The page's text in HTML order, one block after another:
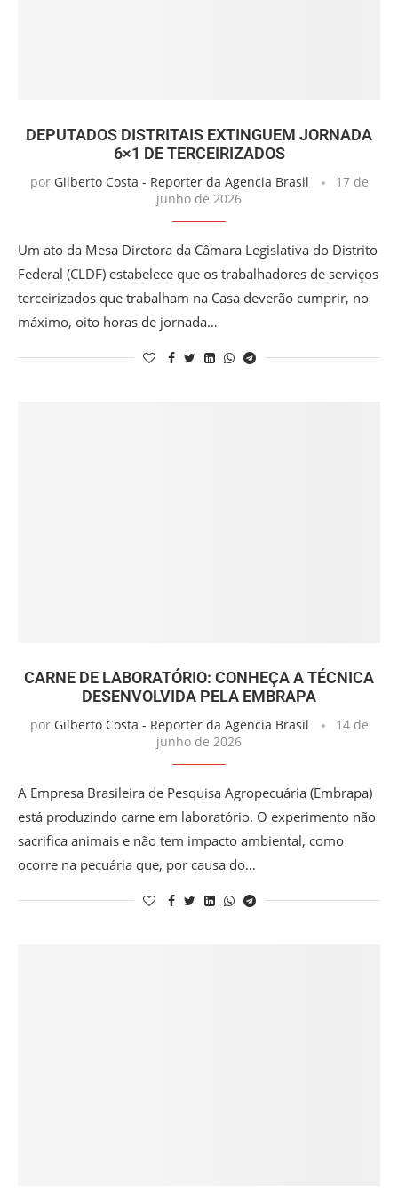
DEPUTADOS DISTRITAIS EXTINGUEM JORNADA
6×1 DE TERCEIRIZADOS
por Gilberto Costa - Reporter da Agencia Brasil
17 de
junho de 2026
Um ato da Mesa Diretora da Câmara Legislativa do Distrito
Federal (CLDF) estabelece que os trabalhadores de serviços
terceirizados que trabalham na Casa deverão cumprir, no
máximo, oito horas de jornada…
CARNE DE LABORATÓRIO: CONHEÇA A TÉCNICA
DESENVOLVIDA PELA EMBRAPA
por Gilberto Costa - Reporter da Agencia Brasil
14 de
junho de 2026
A Empresa Brasileira de Pesquisa Agropecuária (Embrapa)
está produzindo carne em laboratório. O experimento não
sacrifica animais e não tem impacto ambiental, como
ocorre na pecuária que, por causa do…